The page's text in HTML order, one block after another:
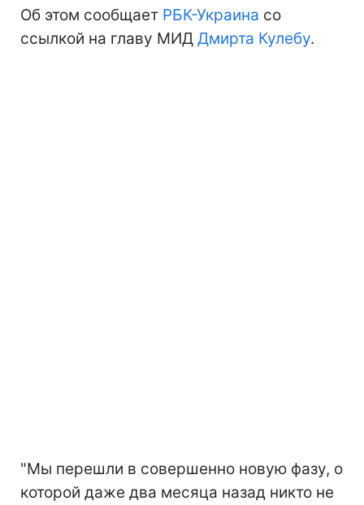
Об этом сообщает РБК-Украина со
ссылкой на главу МИД Дмирта Кулебу.
"Мы перешли в совершенно новую фазу, о
которой даже два месяца назад никто не